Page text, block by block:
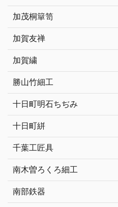
加茂桐簞笥
加賀友禅
加賀繍
勝山竹細工
十日町明石ちぢみ
十日町絣
千葉工匠具
南木曽ろくろ細工
南部鉄器